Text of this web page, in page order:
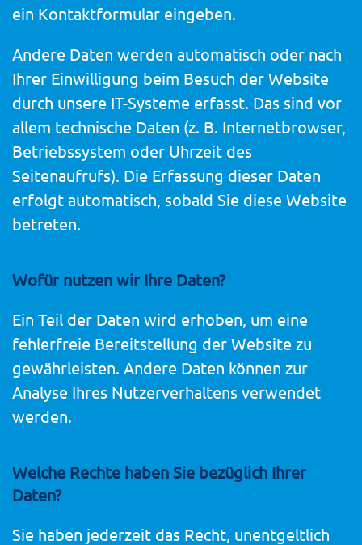
ein Kontaktformular eingeben.
Andere Daten werden automatisch oder nach
Ihrer Einwilligung beim Besuch der Website
durch unsere IT-Systeme erfasst. Das sind vor
allem technische Daten (z. B. Internetbrowser,
Betriebssystem oder Uhrzeit des
Seitenaufrufs). Die Erfassung dieser Daten
erfolgt automatisch, sobald Sie diese Website
betreten.
Wofür nutzen wir Ihre Daten?
Ein Teil der Daten wird erhoben, um eine
fehlerfreie Bereitstellung der Website zu
gewährleisten. Andere Daten können zur
Analyse Ihres Nutzerverhaltens verwendet
werden.
Welche Rechte haben Sie bezüglich Ihrer
Daten?
Sie haben jederzeit das Recht, unentgeltlich